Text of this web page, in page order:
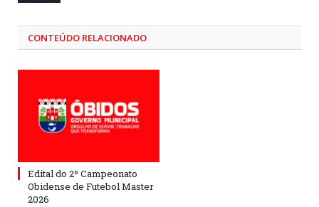
CONTEÚDO RELACIONADO
Edital do 2º Campeonato
Obidense de Futebol Master
2026